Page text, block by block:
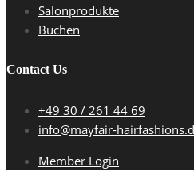
Salonprodukte
Buchen
Contact Us
+49 30 / 261 44 69
info@mayfair-
Member Login